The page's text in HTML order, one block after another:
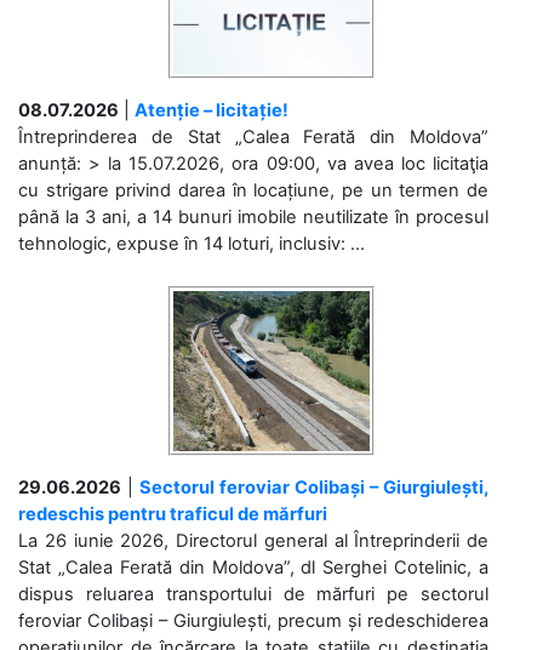
08.07.2026
Atenție – licitație!
Întreprinderea de Stat „Calea Ferată din Moldova”
anunță: > la 15.07.2026, ora 09:00, va avea loc licitaţia
cu strigare privind darea în locațiune, pe un termen de
până la 3 ani, a 14 bunuri imobile neutilizate în procesul
tehnologic, expuse în 14 loturi, inclusiv: ...
29.06.2026
Sectorul feroviar Colibași – Giurgiulești,
redeschis pentru traficul de mărfuri
La 26 iunie 2026, Directorul general al Întreprinderii de
Stat „Calea Ferată din Moldova”, dl Serghei Cotelinic, a
dispus reluarea transportului de mărfuri pe sectorul
feroviar Colibași – Giurgiulești, precum și redeschiderea